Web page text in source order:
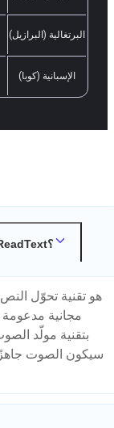
البرتغالية (البرازيل)
الإسبانية (كوبا)
ما هو تحويل النص إلى كلام وكيف يعمل FreeReadText؟
بتقنية مولّد